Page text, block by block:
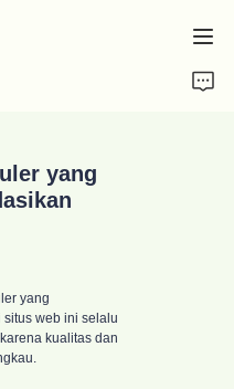
yang
yang
web ini selalu
kualitas dan